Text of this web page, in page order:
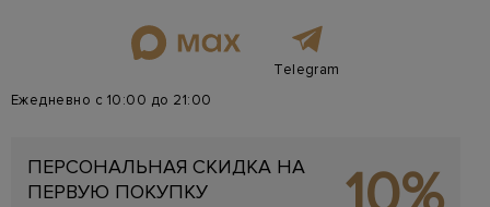
Telegram
Ежедневно с 10:00 до 21:00
ПЕРСОНАЛЬНАЯ СКИДКА НА
ПЕРВУЮ ПОКУПКУ